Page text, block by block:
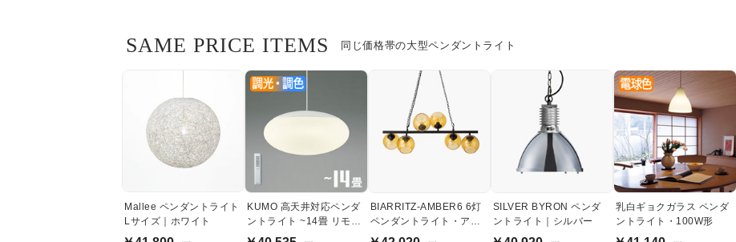
同じ価格帯の大型ペンダントライト
SAME PRICE ITEMS
Mallee ペンダントライト
Lサイズ｜ホワイト
KUMO 高天井対応ペンダ
ントライト ~14畳 リモコ
ン式 | 引掛シーリング式
BIARRITZ-AMBER6 6灯
ペンダントライト・アン
バーガラス｜ブラック
SILVER BYRON ペンダ
ントライト｜シルバー
乳白ギョクガラス ペンダ
ントライト・100W形